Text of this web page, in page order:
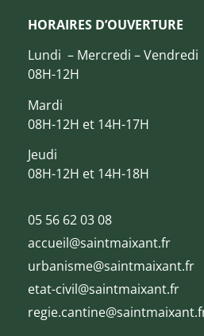
HORAIRES D’OUVERTURE
Lundi – Mercredi – Vendredi
08H-12H
Mardi
08H-12H et 14H-17H
Jeudi
08H-12H et 14H-18H
05 56 62 03 08
accueil@saintmaixant.fr
urbanisme@saintmaixant.fr
etat-civil@saintmaixant.fr